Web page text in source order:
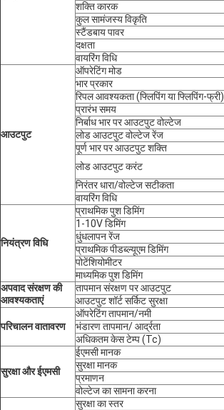
शक्ति कारक
कुल सामंजस्य विकृति
स्टैंडबाय पावर
दक्षता
वायरिंग विधि
आउटपुट
ऑपरेटिंग मोड
भार प्रकार
रिपल आवश्यकता (फ्लिपिंग या फ्लिपिंग-फ्री)
प्रारंभ समय
निर्बाध भार पर आउटपुट वोल्टेज
लोड आउटपुट वोल्टेज रेंज
पूर्ण भार पर आउटपुट शक्ति
लोड आउटपुट करंट
निरंतर धारा/वोल्टेज सटीकता
वायरिंग विधि
नियंत्रण विधि
प्राथमिक पुश डिमिंग
1-10V डिमिंग
धुंधलापन रेंज
प्राथमिक पीडब्ल्यूएम डिमिंग
पोटेंशियोमीटर
माध्यमिक पुश डिमिंग
अपवाद संरक्षण की
आवश्यकताएं
तापमान संरक्षण पर आउटपुट
आउटपुट शॉर्ट सर्किट सुरक्षा
परिचालन वातावरण
ऑपरेटिंग तापमान/नमी
भंडारण तापमान/ आर्द्रता
अधिकतम केस टेम्प (Tc)
सुरक्षा और ईएमसी
ईएमसी मानक
सुरक्षा मानक
प्रमाणन
वोल्टेज का सामना करना
सुरक्षा का स्तर